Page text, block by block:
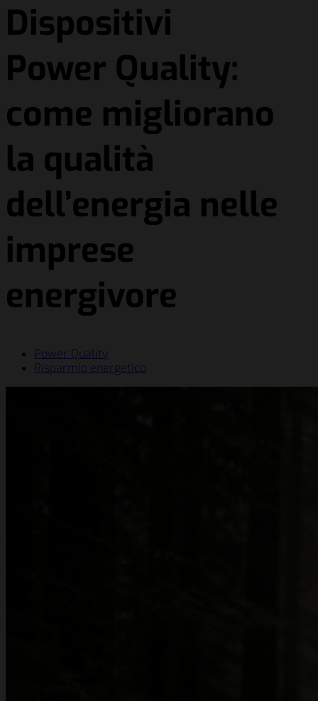
Dispositivi
Power Quality:
come migliorano
la qualità
dell’energia nelle
imprese
energivore
Power Quality
Risparmio energetico